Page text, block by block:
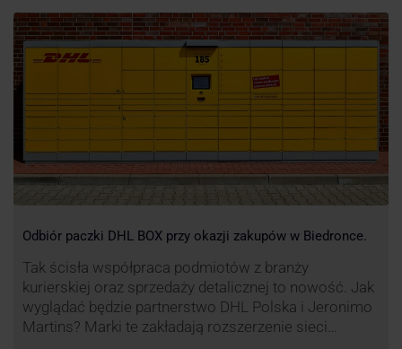
oszukać cyberprzestępcom, którzy próbują
wykorzystać problemy przedsiębiorstw działających
w branży kurierskiej?
Odbiór paczki DHL BOX przy okazji zakupów w Biedronce.
Tak ścisła współpraca podmiotów z branży
kurierskiej oraz sprzedaży detalicznej to nowość. Jak
wyglądać będzie partnerstwo DHL Polska i Jeronimo
Martins? Marki te zakładają rozszerzenie sieci